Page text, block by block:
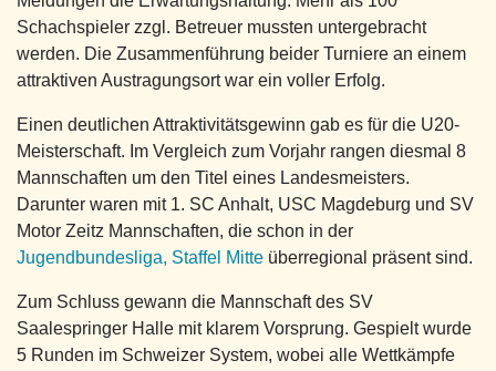
Schachspieler zzgl. Betreuer mussten untergebracht
werden. Die Zusammenführung beider Turniere an einem
attraktiven Austragungsort war ein voller Erfolg.
Einen deutlichen Attraktivitätsgewinn gab es für die U20-
Meisterschaft. Im Vergleich zum Vorjahr rangen diesmal 8
Mannschaften um den Titel eines Landesmeisters.
Darunter waren mit 1. SC Anhalt, USC Magdeburg und SV
Motor Zeitz Mannschaften, die schon in der
Jugendbundesliga, Staffel Mitte überregional präsent sind.
Zum Schluss gewann die Mannschaft des SV
Saalespringer Halle mit klarem Vorsprung. Gespielt wurde
5 Runden im Schweizer System, wobei alle Wettkämpfe